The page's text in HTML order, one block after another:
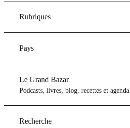
Rubriques
Pays
Le Grand Bazar
Podcasts, livres, blog, recettes et agenda
Recherche